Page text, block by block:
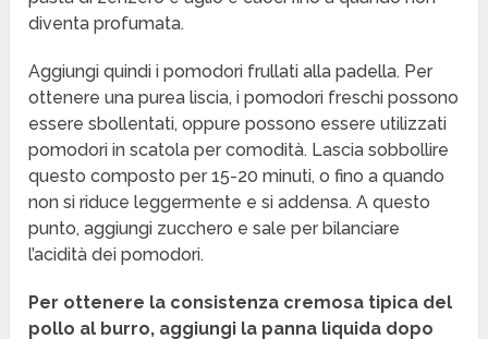
diventa profumata.
Aggiungi quindi i pomodori frullati alla padella. Per
ottenere una purea liscia, i pomodori freschi possono
essere sbollentati, oppure possono essere utilizzati
pomodori in scatola per comodità. Lascia sobbollire
questo composto per 15-20 minuti, o fino a quando
non si riduce leggermente e si addensa. A questo
punto, aggiungi zucchero e sale per bilanciare
l’acidità dei pomodori.
Per ottenere la consistenza cremosa tipica del
pollo al burro, aggiungi la panna liquida dopo